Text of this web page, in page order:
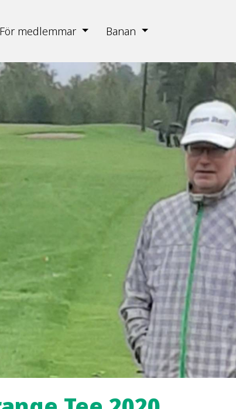
För medlemmar Banan